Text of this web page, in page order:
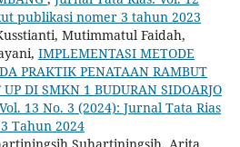
publikasi nomer 3 tahun 2023
Mutimmatul Faidah,
IMPLEMENTASI METODE
PRAKTIK PENATAAN RAMBUT
DI SMKN 1 BUDURAN SIDOARJO
13 No. 3 (2024): Jurnal Tata Rias
Tahun 2024